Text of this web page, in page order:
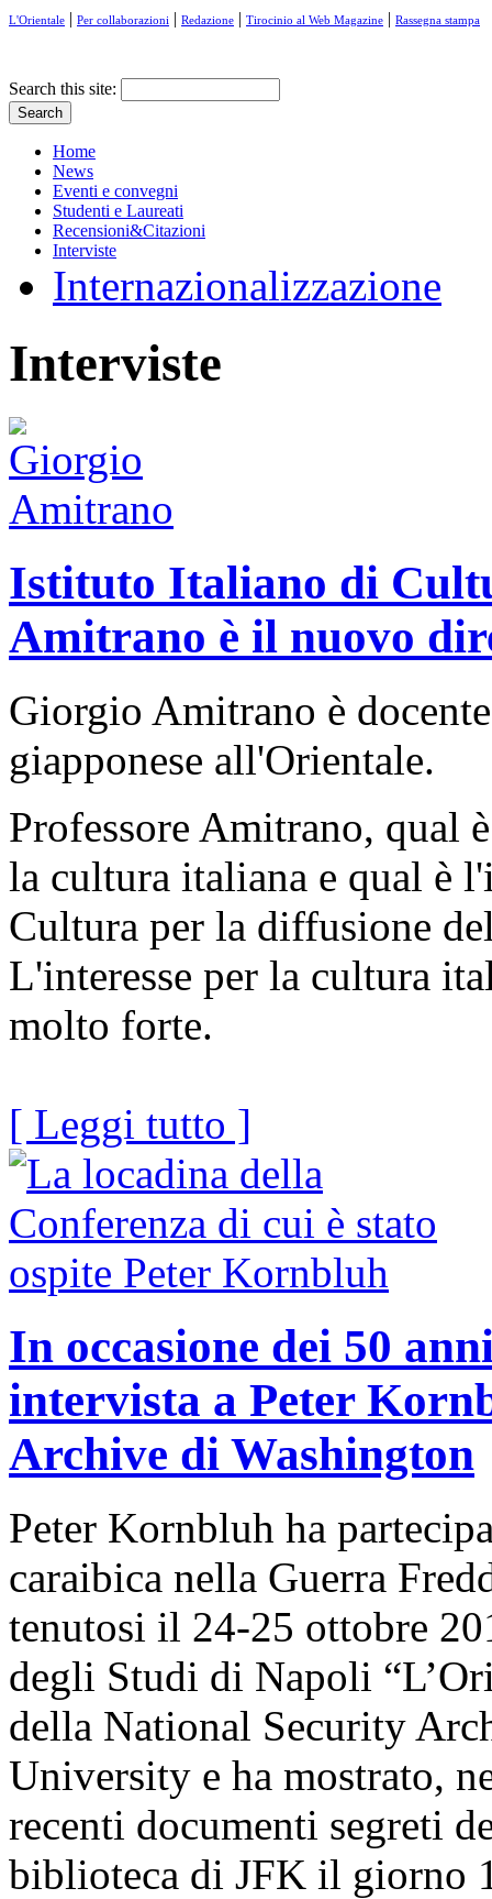
L'Orientale | Per collaborazioni | Redazione | Tirocinio al Web Magazine | Rassegna stampa
Search this site:
Home
News
Eventi e convegni
Studenti e Laureati
Recensioni&Citazioni
Interviste
Internazionalizzazione
Interviste
Istituto Italiano di
Amitrano è il nuovo
Giorgio Amitrano è
giapponese all'Orientale.
Professore Amitrano, qual
la cultura italiana e qual è
Cultura per la diffusione
L'interesse per la cultura
molto forte.
[ Leggi tutto ]
In occasione dei 50
intervista a Peter
Archive di Washington
Peter Kornbluh ha
caraibica nella Guerra
tenutosi il 24-25 ottobre
degli Studi di Napoli
della National Security
University e ha mostrato,
recenti documenti segreti
biblioteca di JFK il giorno